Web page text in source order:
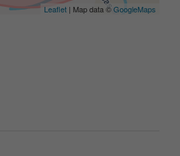
Leaflet | Map data ©GoogleMaps